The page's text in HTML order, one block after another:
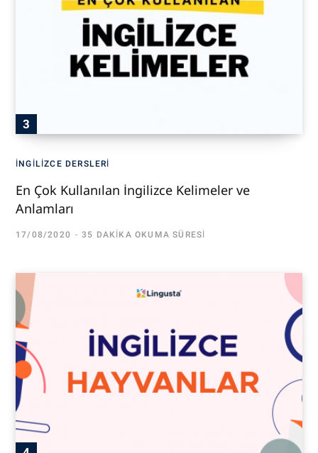
İNGILIZCE DERSLERI
En Çok Kullanılan İngilizce Kelimeler ve
Anlamları
17/08/2020 35 DAKIKA OKUMA SÜRESI